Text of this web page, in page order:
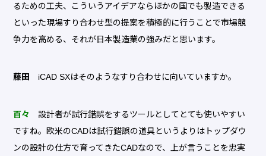
るための工夫、こういうアイデアならほかの国でも製造できる
といった現場すり合わせ型の提案を積極的に行うことで市場競
争力を高める、それが日本製造業の強みだと思います。
藤田 iCAD SXはそのようなすり合わせに向いていますか。
百々
設計者が試行錯誤をするツールとしてとても使いやすい
ですね。欧米のCADは試行錯誤の道具というよりはトップダウ
ンの設計の仕方で育ってきたCADなので、上が言うことを忠実